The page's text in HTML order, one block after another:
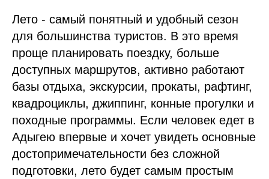
Лето - самый понятный и удобный сезон
для большинства туристов. В это время
проще планировать поездку, больше
доступных маршрутов, активно работают
базы отдыха, экскурсии, прокаты, рафтинг,
квадроциклы, джиппинг, конные прогулки и
походные программы. Если человек едет в
Адыгею впервые и хочет увидеть основные
достопримечательности без сложной
подготовки, лето будет самым простым